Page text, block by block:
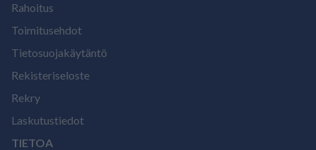
Rahoitus
Toimitusehdot
Tietosuojakäytäntö
Rekisteriseloste
Rekry
Laskutustiedot
TIETOA